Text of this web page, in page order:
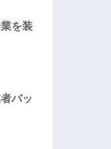
を装
バッ